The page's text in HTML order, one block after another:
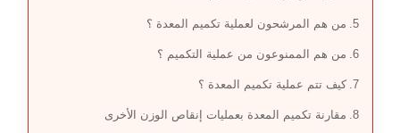
من هم المرشحون لعملية تكميم المعدة ؟
من هم الممنوعون من عملية التكميم ؟
كيف تتم عملية تكميم المعدة ؟
مقارنة تكميم المعدة بعمليات إنقاص الوزن الأخرى